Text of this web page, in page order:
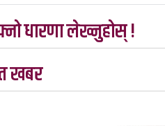
धारणा लेख्नुहोस् !
खबर